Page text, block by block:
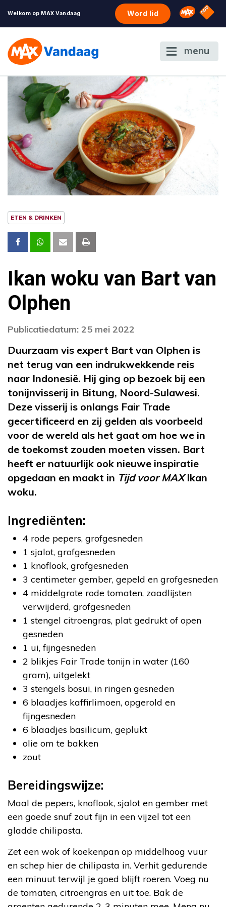
Welkom op MAX Vandaag Word lid Omroep
NPO
menu
ETEN & DRINKEN
Ikan woku van Bart van
Olphen
Publicatiedatum: 25 mei 2022
Duurzaam vis expert Bart van Olphen is
net terug van een indrukwekkende reis
naar Indonesië. Hij ging op bezoek bij een
tonijnvisserij in Bitung, Noord-Sulawesi.
Deze visserij is onlangs Fair Trade
gecertificeerd en zij gelden als voorbeeld
voor de wereld als het gaat om hoe we in
de toekomst zouden moeten vissen. Bart
heeft er natuurlijk ook nieuwe inspiratie
opgedaan en maakt in Tijd voor MAXIkan
woku.
Ingrediënten:
4 rode pepers, grofgesneden
1 sjalot, grofgesneden
1 knoflook, grofgesneden
3 centimeter gember, gepeld en grofgesneden
4 middelgrote rode tomaten, zaadlijsten
verwijderd, grofgesneden
1 stengel citroengras, plat gedrukt of open
gesneden
1 ui, fijngesneden
2 blikjes Fair Trade tonijn in water (160
gram), uitgelekt
3 stengels bosui, in ringen gesneden
6 blaadjes kaffirlimoen, opgerold en
fijngesneden
6 blaadjes basilicum, geplukt
olie om te bakken
zout
Bereidingswijze:
Maal de pepers, knoflook, sjalot en gember met
een goede snuf zout fijn in een vijzel tot een
gladde chilipasta.
Zet een wok of koekenpan op middelhoog vuur
en schep hier de chilipasta in. Verhit gedurende
een minuut terwijl je goed blijft roeren. Voeg nu
de tomaten, citroengras en uit toe. Bak de